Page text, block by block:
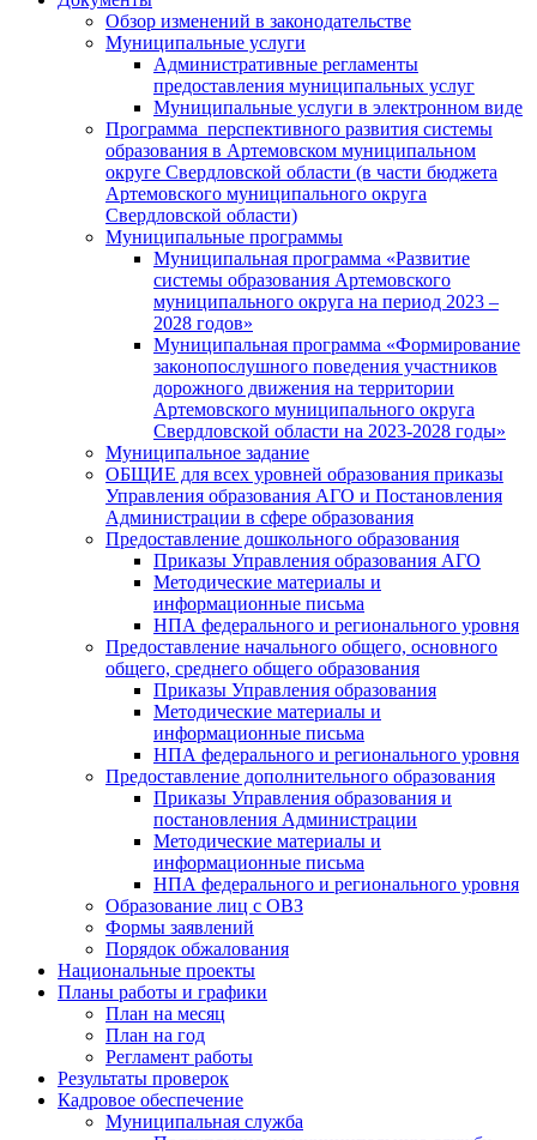
Обзор изменений в законодательстве
Муниципальные услуги
Административные регламенты
предоставления муниципальных услуг
Муниципальные услуги в электронном виде
Программа перспективного развития системы
образования в Артемовском муниципальном
округе Свердловской области (в части бюджета
Артемовского муниципального округа
Свердловской области)
Муниципальные программы
Муниципальная программа «Развитие
системы образования Артемовского
муниципального округа на период 2023 –
2028 годов»
Муниципальная программа «Формирование
законопослушного поведения участников
дорожного движения на территории
Артемовского муниципального округа
Свердловской области на 2023-2028 годы»
Муниципальное задание
ОБЩИЕ для всех уровней образования приказы
Управления образования АГО и Постановления
Администрации в сфере образования
Предоставление дошкольного образования
Приказы Управления образования АГО
Методические материалы и
информационные письма
НПА федерального и регионального уровня
Предоставление начального общего, основного
общего, среднего общего образования
Приказы Управления образования
Методические материалы и
информационные письма
НПА федерального и регионального уровня
Предоставление дополнительного образования
Приказы Управления образования и
постановления Администрации
Методические материалы и
информационные письма
НПА федерального и регионального уровня
Образование лиц с ОВЗ
Формы заявлений
Порядок обжалования
Национальные проекты
Планы работы и графики
План на месяц
План на год
Регламент работы
Результаты проверок
Кадровое обеспечение
Муниципальная служба